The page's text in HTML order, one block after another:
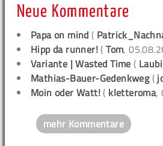
Neue Kommentare
Papa on mind (
Hipp da runner! (Tom,
Variante | Wasted Time ( Laubi
Mathias-Bauer-Gedenkweg(
Moin oder Watt! ( kletteroma,
mehr Kommentare